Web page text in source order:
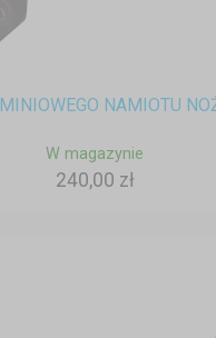
NAMIOTU
W magazynie
240,00 zł